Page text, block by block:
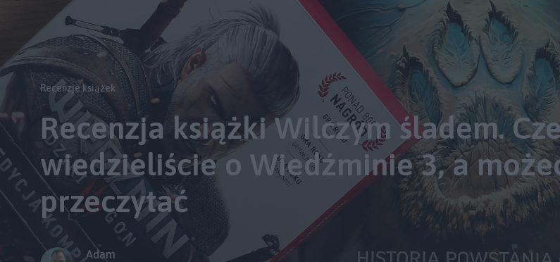
Recenzje książek
Recenzja książki Wilczym śladem.
wiedzieliście o Wiedźminie 3, a
przeczytać
Adam